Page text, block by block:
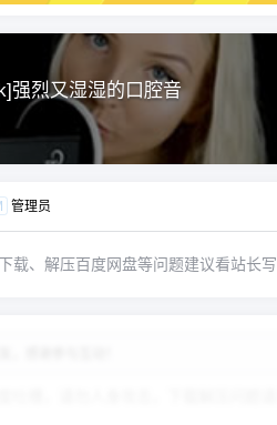
强烈又湿湿的口腔音
管理员
载、解压百度网盘等问题建议看站长